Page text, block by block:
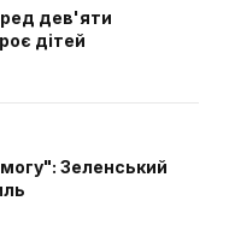
дев'яти
дітей
Зеленський